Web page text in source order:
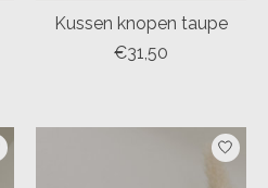
Kussen knopen taupe
€31,50